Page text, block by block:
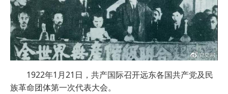
1922年1月21日，共产国际召开远东各国共产党及民
族革命团体第一次代表大会。